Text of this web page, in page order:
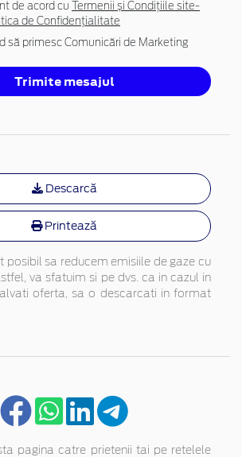
de acord cu
Termenii și Condițiile site-
de Confidențialitate
să primesc Comunicări de Marketing
Trimite mesajul
Descarcă
Printează
posibil sa reducem emisiile de gaze cu
va sfatuim si pe dvs. ca in cazul in
oferta, sa o descarcati in format
pagina catre prietenii tai pe retelele